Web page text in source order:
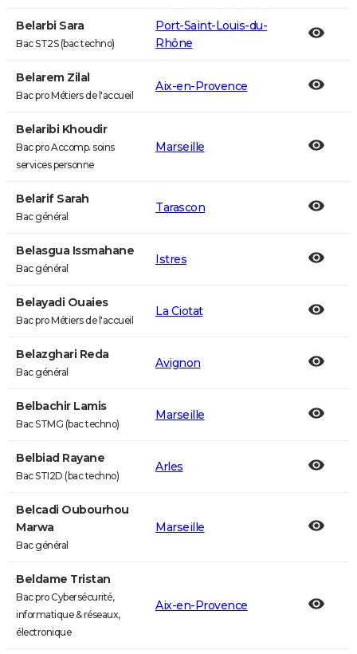
Belarbi Sara
Bac ST2S (bac techno)
Port-Saint-Louis-du-
Rhône
Belarem Zilal
Bac pro Métiers de l'accueil
Aix-en-Provence
Belaribi Khoudir
Bac pro Accomp. soins
services personne
Marseille
Belarif Sarah
Bac général
Tarascon
Belasgua Issmahane
Bac général
Istres
Belayadi Ouaies
Bac pro Métiers de l'accueil
La Ciotat
Belazghari Reda
Bac général
Avignon
Belbachir Lamis
Bac STMG (bac techno)
Marseille
Belbiad Rayane
Bac STI2D (bac techno)
Arles
Belcadi Oubourhou
Marwa
Bac général
Marseille
Beldame Tristan
Bac pro Cybersécurité,
informatique & réseaux,
électronique
Aix-en-Provence